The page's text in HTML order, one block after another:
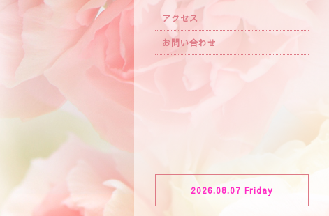
アクセス
お問い合わせ
2026.08.07 Friday